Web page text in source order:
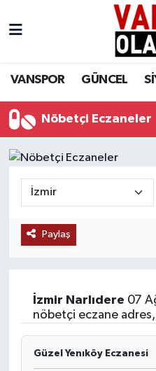
VANSPOR GÜNCEL
Nöbetçi Eczaneler
Paylaş
İzmir Narlıdere 07
nöbetçi eczane
Güzel Yenıköy Eczanesi
Siyaset
Ekonomi
Sağlık
Eğitim
Dünya
RESMİ İLANLAR
Van Nöbetçi
Van Namaz Vakitleri
Van Trafik Yoğunluk
Süper Lig Puan
Tüm Manşetler
Haber Arşivi